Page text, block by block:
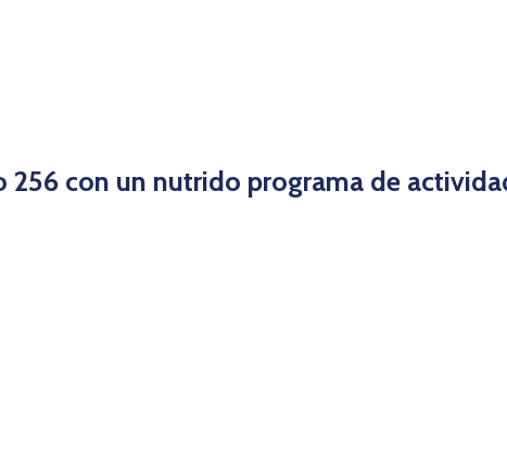
256 con un nutrido programa de